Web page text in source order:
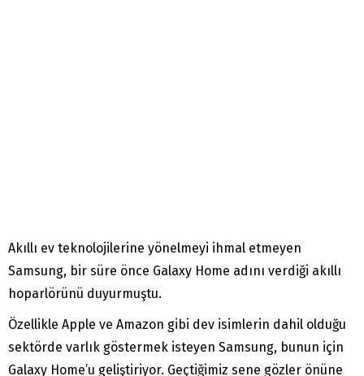
Akıllı ev teknolojilerine yönelmeyi ihmal etmeyen
Samsung, bir süre önce Galaxy Home adını verdiği akıllı
hoparlörünü duyurmuştu.
Özellikle Apple ve Amazon gibi dev isimlerin dahil olduğu
sektörde varlık göstermek isteyen Samsung, bunun için
Galaxy Home’u geliştiriyor. Geçtiğimiz sene gözler önüne